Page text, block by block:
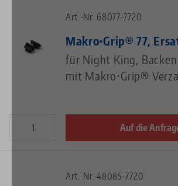
Art.-Nr. 68077-7720
Makro•Grip® 77,
für Night King,
mit Makro•Grip®
Auf die
Art.-Nr. 48085-7720